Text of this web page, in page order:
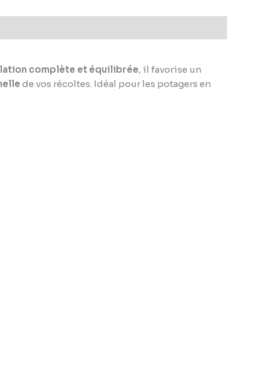
complète et équilibrée, il favorise un
de vos récoltes. Idéal pour les potagers en